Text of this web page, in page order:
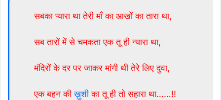
सबका प्यारा था तेरी माँ का आखों का तारा था,
सब तारों में से चमकता एक तू ही न्यारा था,
मंदिरों के दर पर जाकर मांगी थी तेरे लिए दुवा,
एक बहन कीख़ुशीका तू ही तो सहारा था……!!